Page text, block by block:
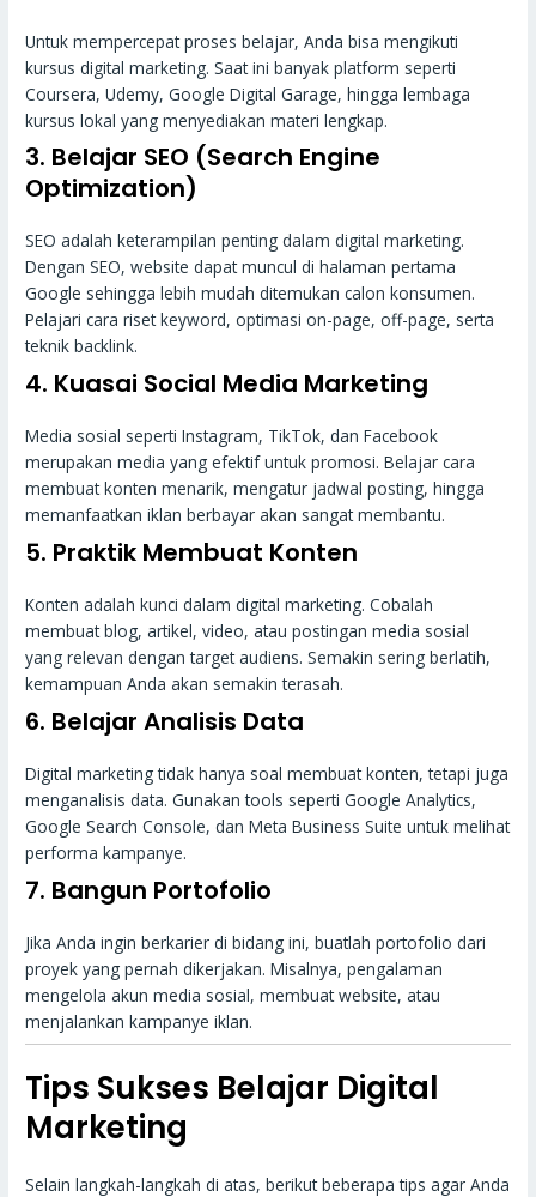
Untuk mempercepat proses belajar, Anda bisa mengikuti
kursus digital marketing. Saat ini banyak platform seperti
Coursera, Udemy, Google Digital Garage, hingga lembaga
kursus lokal yang menyediakan materi lengkap.
3. Belajar SEO (Search Engine
Optimization)
SEO adalah keterampilan penting dalam digital marketing.
Dengan SEO, website dapat muncul di halaman pertama
Google sehingga lebih mudah ditemukan calon konsumen.
Pelajari cara riset keyword, optimasi on-page, off-page, serta
teknik backlink.
4. Kuasai Social Media Marketing
Media sosial seperti Instagram, TikTok, dan Facebook
merupakan media yang efektif untuk promosi. Belajar cara
membuat konten menarik, mengatur jadwal posting, hingga
memanfaatkan iklan berbayar akan sangat membantu.
5. Praktik Membuat Konten
Konten adalah kunci dalam digital marketing. Cobalah
membuat blog, artikel, video, atau postingan media sosial
yang relevan dengan target audiens. Semakin sering berlatih,
kemampuan Anda akan semakin terasah.
6. Belajar Analisis Data
Digital marketing tidak hanya soal membuat konten, tetapi juga
menganalisis data. Gunakan tools seperti Google Analytics,
Google Search Console, dan Meta Business Suite untuk melihat
performa kampanye.
7. Bangun Portofolio
Jika Anda ingin berkarier di bidang ini, buatlah portofolio dari
proyek yang pernah dikerjakan. Misalnya, pengalaman
mengelola akun media sosial, membuat website, atau
menjalankan kampanye iklan.
Tips Sukses Belajar Digital
Marketing
Selain langkah-langkah di atas, berikut beberapa tips agar Anda